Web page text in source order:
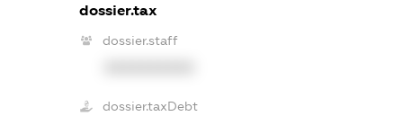
dossier.tax
dossier.staff
dossier.taxDebt